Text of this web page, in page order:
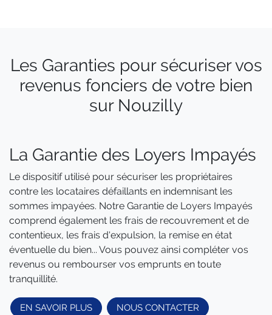
Les Garanties pour sécuriser vos
revenus fonciers de votre bien
sur Nouzilly
La Garantie des Loyers Impayés
Le dispositif utilisé pour sécuriser les propriétaires
contre les locataires défaillants en indemnisant les
sommes impayées. Notre Garantie de Loyers Impayés
comprend également les frais de recouvrement et de
contentieux, les frais d'expulsion, la remise en état
éventuelle du bien... Vous pouvez ainsi compléter vos
revenus ou rembourser vos emprunts en toute
tranquillité.
EN SAVOIR PLUS NOUS CONTACTER